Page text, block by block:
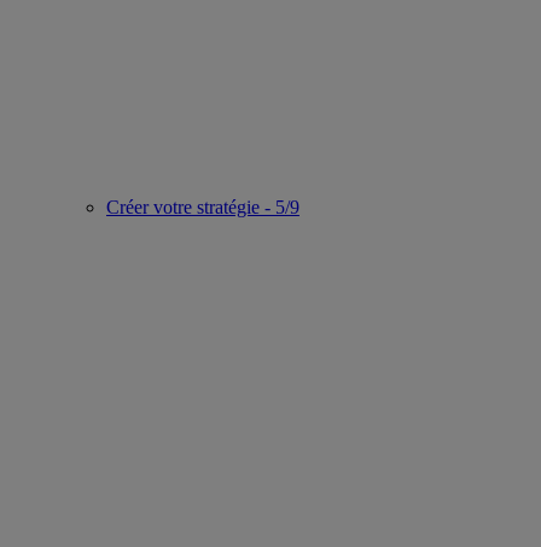
Créer votre stratégie - 5/9